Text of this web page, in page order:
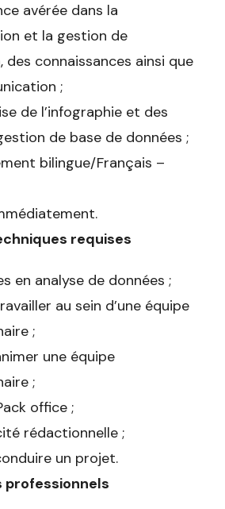
avérée dans la
et la gestion de
des connaissances ainsi que
;
de l’infographie et des
de base de données ;
bilingue/Français –
requises
en analyse de données ;
au sein d’une équipe
;
une équipe
;
office ;
rédactionnelle ;
un projet.